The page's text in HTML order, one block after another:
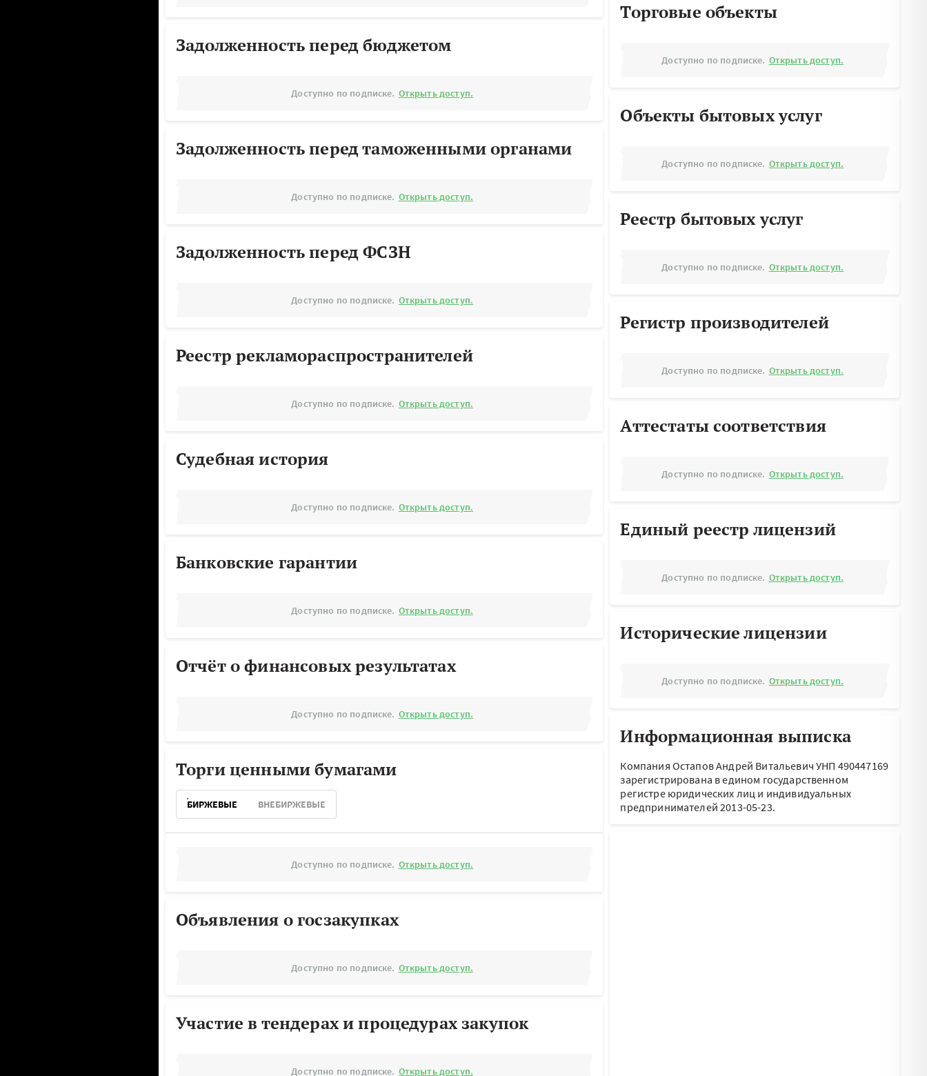
Задолженность перед бюджетом
Доступно по подписке. Открыть доступ.
Задолженность перед таможенными органами
Доступно по подписке. Открыть доступ.
Задолженность перед ФСЗН
Доступно по подписке. Открыть доступ.
Реестр рекламораспространителей
Доступно по подписке. Открыть доступ.
Судебная история
Доступно по подписке. Открыть доступ.
Банковские гарантии
Доступно по подписке. Открыть доступ.
Отчёт о финансовых результатах
Доступно по подписке. Открыть доступ.
Торги ценными бумагами
БИРЖЕВЫЕ ВНЕБИРЖЕВЫЕ
Доступно по подписке. Открыть доступ.
Объявления о госзакупках
Доступно по подписке. Открыть доступ.
Участие в тендерах и процедурах закупок
Доступно по подписке. Открыть доступ.
Торговые объекты
Доступно по подписке. Открыть доступ.
Объекты бытовых услуг
Доступно по подписке. Открыть доступ.
Реестр бытовых услуг
Доступно по подписке. Открыть доступ.
Регистр производителей
Доступно по подписке. Открыть доступ.
Аттестаты соответствия
Доступно по подписке. Открыть доступ.
Единый реестр лицензий
Доступно по подписке. Открыть доступ.
Исторические лицензии
Доступно по подписке. Открыть доступ.
Информационная выписка
Компания Остапов Андрей Витальевич УНП 490447169
зарегистрирована в едином государственном
регистре юридических лиц и индивидуальных
предпринимателей 2013-05-23.